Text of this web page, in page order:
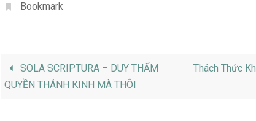
Bookmark.
SOLA SCRIPTURA – DUY THẨM
QUYỀN THÁNH KINH MÀ THÔI
Thách Thức